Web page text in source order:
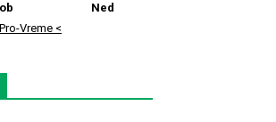
Ned
Vreme <